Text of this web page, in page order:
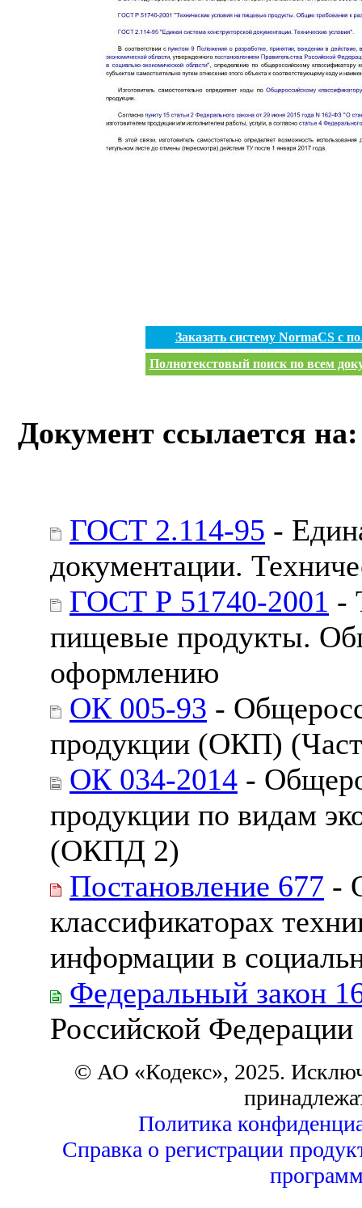
Заказать систему NormaCS с
Полнотекстовый поиск по всем
Документ ссылается на:
ГОСТ 2.114-95 -
документации.
ГОСТ Р 51740-2001 -
пищевые продукты.
оформлению
ОК 005-93 -
продукции (ОКП)
ОК 034-2014 -
продукции по видам
(ОКПД 2)
Постановление 677 -
классификаторах
информации в
Федеральный закон
Российской Федерации
© АО «Кодекс», 2025.
Политика
Справка о регистрации